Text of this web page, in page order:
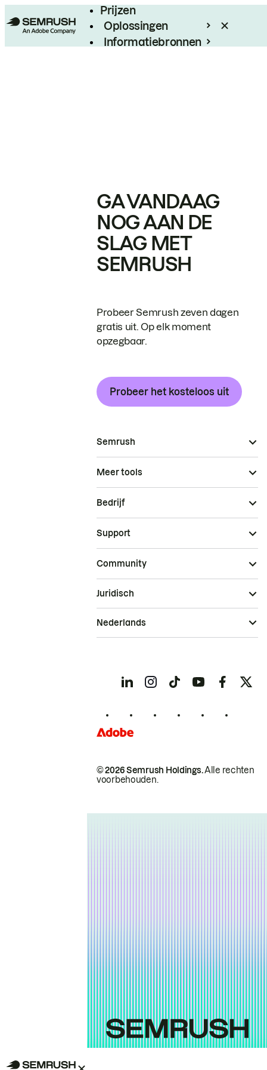
Prijzen
Oplossingen
Informatiebronnen
GA VANDAAG
NOG AAN DE
SLAG MET
SEMRUSH
Probeer Semrush zeven dagen
gratis uit. Op elk moment
opzegbaar.
Probeer het kosteloos uit
Semrush
Meer tools
Bedrijf
Support
Community
© 2026 Semrush Holdings.Alle rechten
voorbehouden.
Juridisch
Nederlands